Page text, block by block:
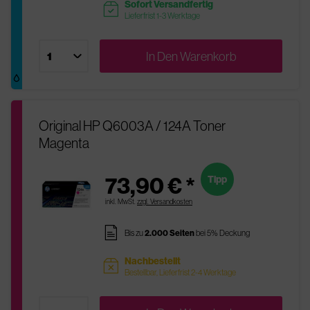
readytoship Sofort Versandfertig
Lieferfrist 1-3 Werktage
In DenWarenkorb
Original HP Q6003A / 124A Toner
Magenta
73,90 € *
inkl. MwSt. zzgl. Versandkosten
Tipp
pages Bis zu2.000 Seitenbei 5% Deckung
sold Nachbestellt
Bestellbar, Lieferfrist 2-4 Werktage